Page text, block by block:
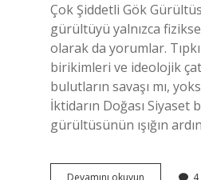
Çok Şiddetli Gök
gürültüyü yalnızca
olarak da yorumlar.
birikimleri ve ideolojik
bulutların savaşı mı,
İktidarın Doğası
gürültüsünün ışığın
Devamını okuyun